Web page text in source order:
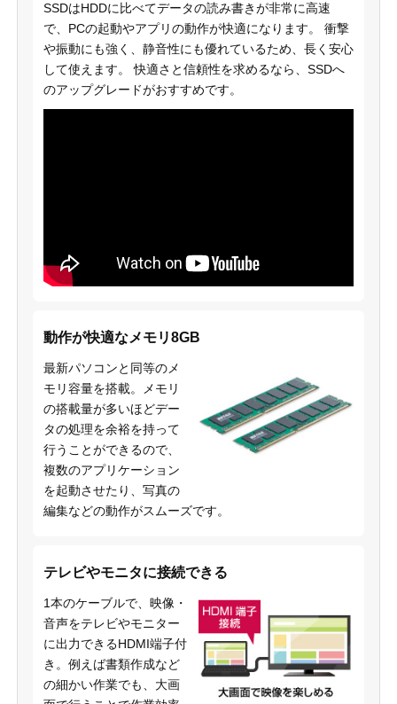
SSDはHDDに比べてデータの読み書きが非常に高速
で、PCの起動やアプリの動作が快適になります。 衝撃
や振動にも強く、静音性にも優れているため、長く安心
して使えます。 快適さと信頼性を求めるなら、SSDへ
のアップグレードがおすすめです。
動作が快適なメモリ8GB
最新パソコンと同等のメ
モリ容量を搭載。メモリ
の搭載量が多いほどデー
タの処理を余裕を持って
行うことができるので、
複数のアプリケーション
を起動させたり、写真の
編集などの動作がスムーズです。
テレビやモニタに接続できる
1本のケーブルで、映像・
音声をテレビやモニター
に出力できるHDMI端子付
き。例えば書類作成など
の細かい作業でも、大画